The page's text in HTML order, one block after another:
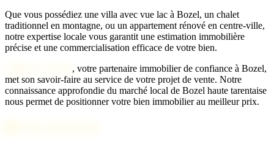
Que vous possédiez une villa avec vue lac à Bozel, un chalet
traditionnel en montagne, ou un appartement rénové en centre-ville,
notre expertise locale vous garantit une estimation immobilière
précise et une commercialisation efficace de votre bien.
, votre partenaire immobilier de confiance à Bozel,
met son savoir-faire au service de votre projet de vente. Notre
connaissance approfondie du marché local de Bozel haute tarentaise
nous permet de positionner votre bien immobilier au meilleur prix.